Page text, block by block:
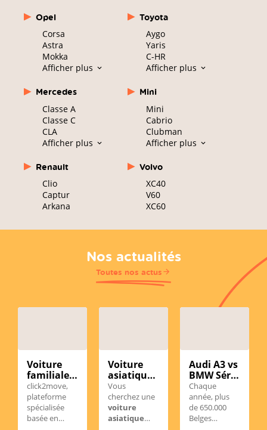
Opel
Corsa
Astra
Mokka
Afficher plus
Toyota
Aygo
Yaris
C-HR
Afficher plus
Mercedes
Classe A
Classe C
CLA
Afficher plus
Mini
Mini
Cabrio
Clubman
Afficher plus
Renault
Clio
Captur
Arkana
Volvo
XC40
V60
XC60
Nos actualités
Toutes nos actus
Voiture
familiale
d’occasion
en
Wallonie :
comment
click2move,
plateforme
spécialisée
basée en
Voiture
asiatique
d'occasion
en
Belgique :
notre
Vous
cherchez une
voiture
asiatique
Audi A3 vs
BMW Série
1
d'occasion
en
Belgique :
Chaque
année, plus
de 650.000
Belges